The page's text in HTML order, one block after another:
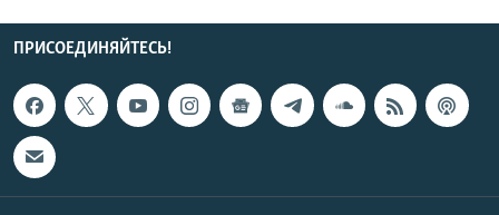
ПРИСОЕДИНЯЙТЕСЬ!